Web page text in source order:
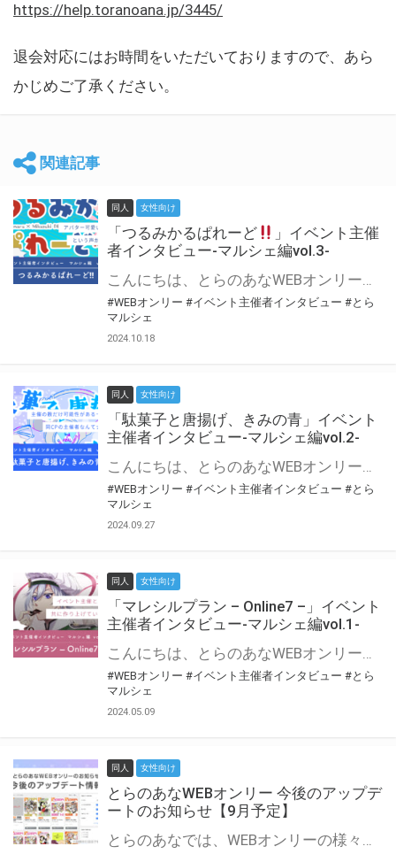
https://help.toranoana.jp/3445/
退会対応にはお時間をいただいておりますので、あら
かじめご了承ください。
関連記事
同人 女性向け
「つるみかるぱれーど
」イベント主催
者インタビュー-マルシェ編vol.3-
こんにちは、とらのあなWEBオンリー運営スタッフです。 新たにお届けする、イベント主催者インタビュー-マルシェ編-は、 とらのあなWEBオンリー「マルシェ」をご利用した主催様に 「マルシェ」を使って開催した感想や心がけをお聞きする企画です。 今回は、WEBオンリー初開催「つるみかるぱれーど
#WEBオンリー #イベント主催者インタビュー #とら
マルシェ
2024.10.18
同人 女性向け
「駄菓子と唐揚げ、きみの青」イベント
主催者インタビュー-マルシェ編vol.2-
こんにちは、とらのあなWEBオンリー運営スタッフです。 新たにお届けする、イベント主催者インタビュー-マルシェ編-は、 とらのあなWEBオンリー「マルシェ」をご利用の主催様に 「マルシェ」を使ってイベントを開催した感想や心がけをお聞きする企画です。 今回は、WEBオンリー初開催「駄菓子と唐揚げ、きみの青」より、 主催のぎこ六屋様にお話を伺いました。 協力：ぎこ六屋様／イベント公式Twitter（@krkgwks） とらのあなWEBオンリー「マルシェ」とは？ WEBオンリーでリアルタイムでコミュニケーションがとれるオンライン会場です。
#WEBオンリー #イベント主催者インタビュー #とら
マルシェ
2024.09.27
同人 女性向け
「マレシルプラン – Online7 –」イベント
主催者インタビュー-マルシェ編vol.1-
こんにちは、とらのあなWEBオンリー運営スタッフです。 新たにお届けする、イベント主催者インタビュー-マルシェ編-は、 とらのあなWEBオンリー「マルシェ」をご利用した主催様に 「マルシェ」を使って開催した感想や心がけをお聞きする企画です。 今回は、WEBオンリー開催7回目迎えた「マレシルプラン – Online7 –」より、 主催の玉川うた様にお話を伺いました。 ▼マレシルプランのインタビュー前回記事 「イベント主催者インタビュー vol.6」はこちら 協力：玉川うた様（マレシルプラン実行委員会 代表）／イベント公式Twitter（@mallesil_plan） とらのあなWEBオンリー「マルシェ」とは？ WEBオンリーでリアルタイムでコミュニケーションがとれるオンライン会場です。
#WEBオンリー #イベント主催者インタビュー #とら
マルシェ
2024.05.09
同人 女性向け
とらのあなWEBオンリー 今後のアップデ
ートのお知らせ【9月予定】
とらのあなでは、WEBオンリーの様々な支援を実施しています。 今回は2021年9月に実装を予定しているアップデート情報についてご紹介いたします。 とらのあなWEBオンリーサイトはこちら